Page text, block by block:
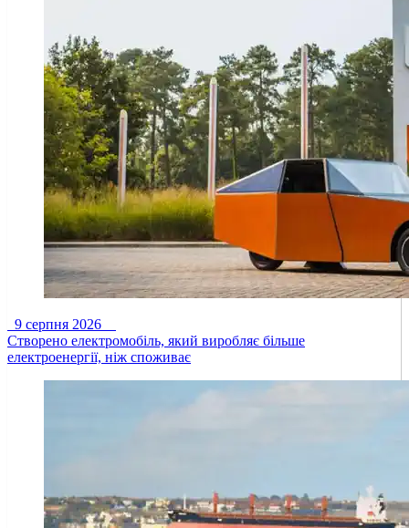
9 серпня 2026
Створено електромобіль, який виробляє більше
електроенергії, ніж споживає